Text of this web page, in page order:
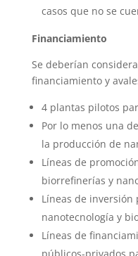
casos que no se
Financiamiento
Se deberían
financiamiento y
4 plantas pilotos
Por lo menos una
la producción de
Líneas de
biorrefinerías y
Líneas de inversión
nanotecnología y
Líneas de
públicos-privados